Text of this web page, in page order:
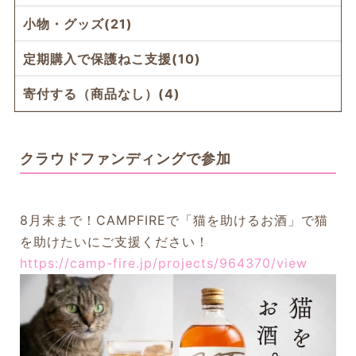
小物・グッズ(21)
定期購入で保護ねこ支援(10)
寄付する（商品なし）(4)
クラウドファンディングで参加
8月末まで！CAMPFIREで「猫を助けるお酒」で猫
を助けたいにご支援ください！
https://camp-fire.jp/projects/964370/view